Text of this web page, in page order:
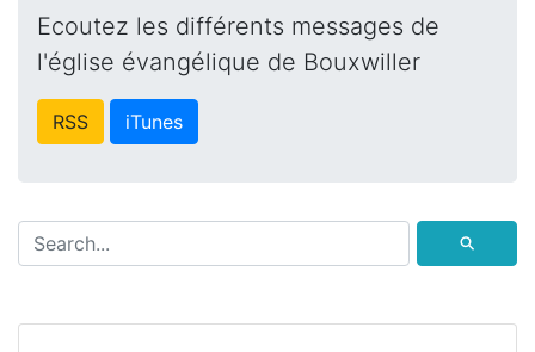
Ecoutez les différents messages de
l'église évangélique de Bouxwiller
RSS iTunes
⚲